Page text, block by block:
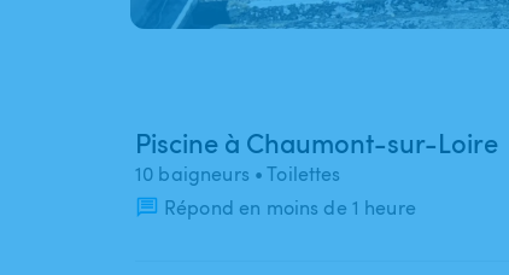
Piscine à Chaumont-sur-Loire
10 baigneurs • Toilettes
Répond en moins de 1 heure